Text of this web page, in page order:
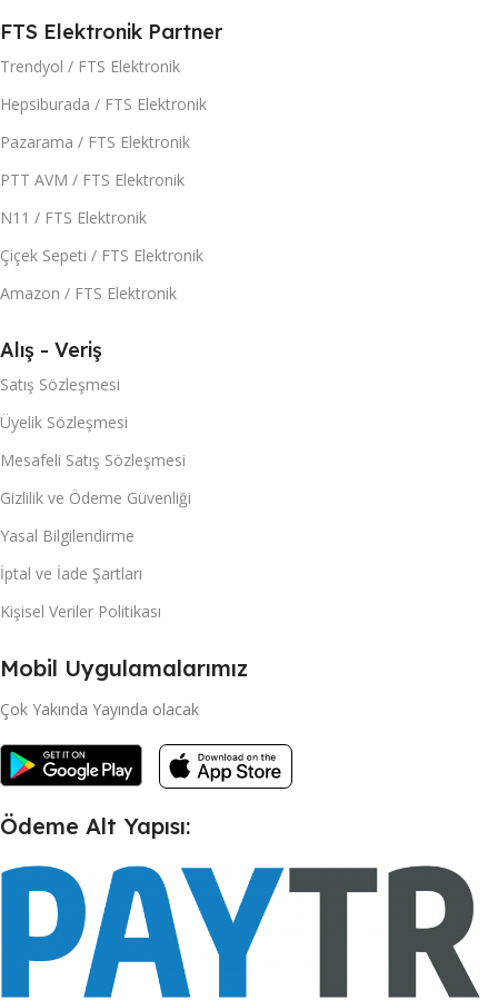
FTS Elektronik Partner
Trendyol / FTS Elektronik
Hepsiburada / FTS Elektronik
Pazarama / FTS Elektronik
PTT AVM / FTS Elektronik
N11 / FTS Elektronik
Çiçek Sepeti / FTS Elektronik
Amazon / FTS Elektronik
Alış - Veriş
Satış Sözleşmesi
Üyelik Sözleşmesi
Mesafeli Satış Sözleşmesi
Gizlilik ve Ödeme Güvenliği
Yasal Bilgilendirme
İptal ve İade Şartları
Kişisel Veriler Politikası
Mobil Uygulamalarımız
Çok Yakında Yayında olacak
Ödeme Alt Yapısı: